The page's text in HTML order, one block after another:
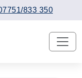
833 350